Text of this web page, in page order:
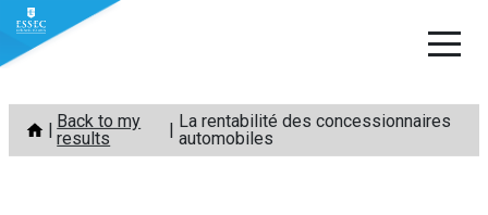
Skip
content
Back to my
results
La rentabilité des concessionnaires
automobiles